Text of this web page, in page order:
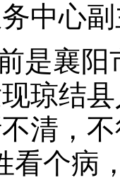
中心
是襄
琼结
清，
看个病